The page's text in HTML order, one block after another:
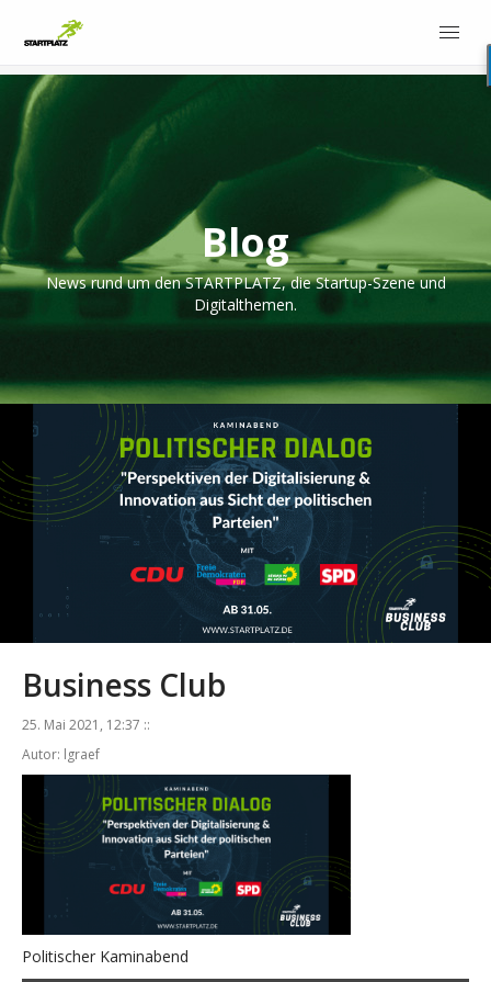
Blog
News rund um den STARTPLATZ, die Startup-Szene und
Digitalthemen.
Business Club
25. Mai 2021, 12:37 ::
Autor: lgraef
Politischer Kaminabend